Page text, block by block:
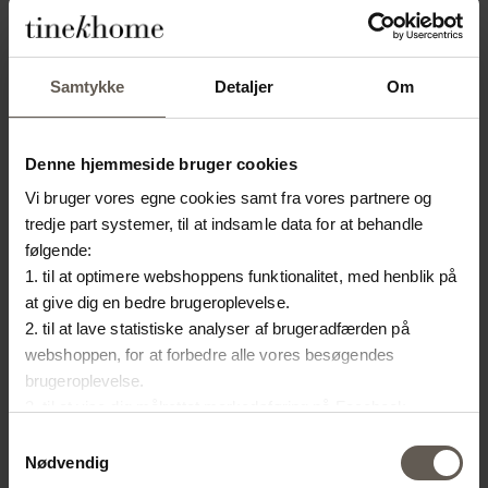
Samtykke Detaljer Om
Denne hjemmeside bruger cookies
Vi bruger vores egne cookies samt fra vores partnere og
tredje part systemer, til at indsamle data for at behandle
følgende:
1. til at optimere webshoppens funktionalitet, med henblik på
at give dig en bedre brugeroplevelse.
2. til at lave statistiske analyser af brugeradfærden på
webshoppen, for at forbedre alle vores besøgendes
brugeroplevelse.
Hvis du vil vide mere om hvordan cookies bliver delt og
Nødvendig
TINE K HOME X FORS KRAFTSTATION
SE MERE